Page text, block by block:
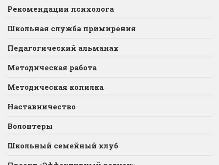
Рекомендации психолога
Школьная служба примирения
Педагогический альманах
Методическая работа
Методическая копилка
Наставничество
Волонтеры
Школьный семейный клуб